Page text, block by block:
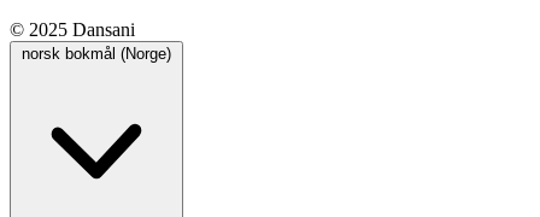
© 2025 Dansani
norsk bokmål (Norge)